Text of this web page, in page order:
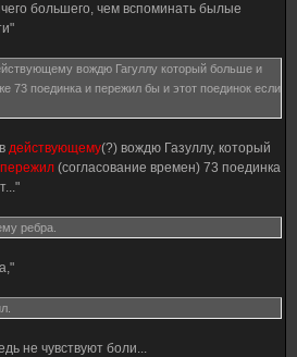
большего, чем вспоминать былые
вождю Гагуллу который больше и
73 поединка и пережил бы и этот поединок если
действующему(?) вождю Газуллу, который
пережил (согласование времен) 73 поединка
ребра.
не чувствуют боли...